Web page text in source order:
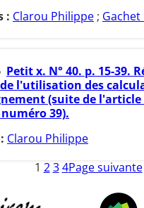
: Clarou Philippe ; Gachet
Petit x. N° 40. p. 15-39.
l'utilisation des
(suite de l'article
39).
Clarou Philippe
1 2 3 4Page suivante